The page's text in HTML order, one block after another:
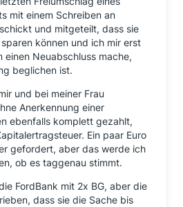
mit einem Schreiben an
und mitgeteilt, dass sie
können und ich mir erst
einen Neuabschluss mache,
beglichen ist.
und bei meiner Frau
Anerkennung einer
ebenfalls komplett gezahlt,
Ein paar Euro
gefordert, aber das werde ich
ob es taggenau stimmt.
FordBank mit 2x BG, aber die
dass sie die Sache bis